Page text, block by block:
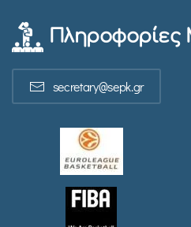
Πληροφορίες
secretary@sepk.gr